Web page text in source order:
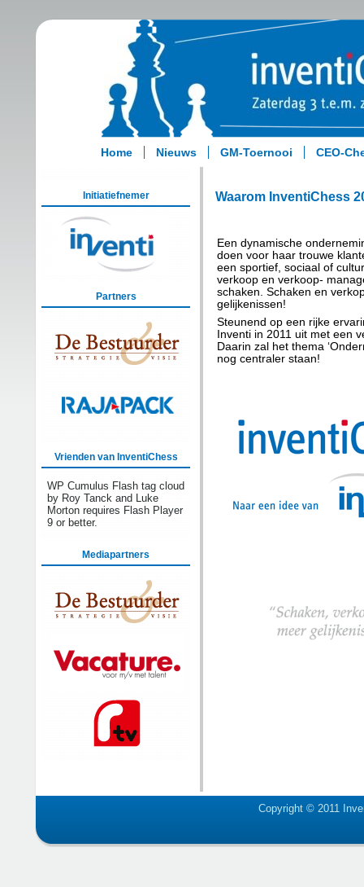
Home Nieuws GM-Toernooi CEO-
Initiatiefnemer
Partners
Vrienden van InventiChess
WP Cumulus Flash tag cloud
by Roy Tanck and Luke
Morton requires Flash Player
9 or better.
Mediapartners
Waarom InventiChess
Een dynamische
doen voor haar trouwe
een sportief, sociaal of
verkoop en verkoop-
schaken. Schaken en
gelijkenissen!
Steunend op een rijke
Inventi in 2011 uit met een
Daarin zal het thema
nog centraler staan!
Copyright © 2011